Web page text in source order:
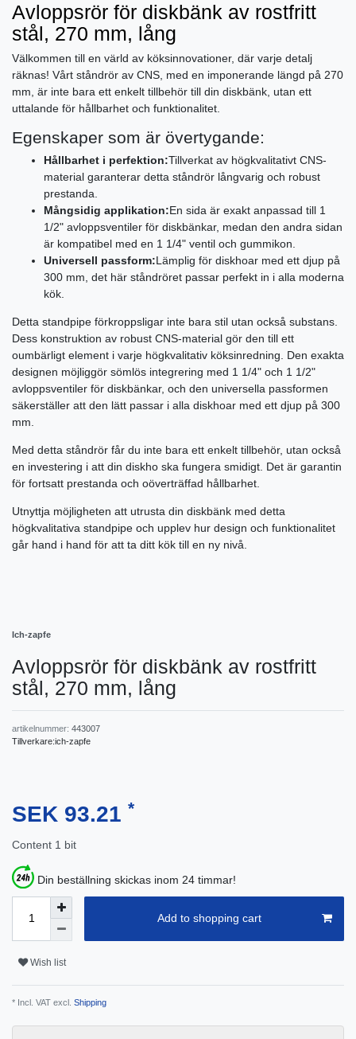
Avloppsrör för diskbänk av rostfritt
stål, 270 mm, lång
Välkommen till en värld av köksinnovationer, där varje detalj
räknas! Vårt ståndrör av CNS, med en imponerande längd på 270
mm, är inte bara ett enkelt tillbehör till din diskbänk, utan ett
uttalande för hållbarhet och funktionalitet.
Egenskaper som är övertygande:
Hållbarhet i perfektion:Tillverkat av högkvalitativt CNS-
material garanterar detta ståndrör långvarig och robust
prestanda.
Mångsidig applikation:En sida är exakt anpassad till 1
1/2" avloppsventiler för diskbänkar, medan den andra sidan
är kompatibel med en 1 1/4" ventil och gummikon.
Universell passform:Lämplig för diskhoar med ett djup på
300 mm, det här ståndröret passar perfekt in i alla moderna
kök.
Detta standpipe förkroppsligar inte bara stil utan också substans.
Dess konstruktion av robust CNS-material gör den till ett
oumbärligt element i varje högkvalitativ köksinredning. Den exakta
designen möjliggör sömlös integrering med 1 1/4" och 1 1/2"
avloppsventiler för diskbänkar, och den universella passformen
säkerställer att den lätt passar i alla diskhoar med ett djup på 300
mm.
Med detta ståndrör får du inte bara ett enkelt tillbehör, utan också
en investering i att din diskho ska fungera smidigt. Det är garantin
för fortsatt prestanda och oöverträffad hållbarhet.
Utnyttja möjligheten att utrusta din diskbänk med detta
högkvalitativa standpipe och upplev hur design och funktionalitet
går hand i hand för att ta ditt kök till en ny nivå.
Ich-zapfe
Avloppsrör för diskbänk av rostfritt
stål, 270 mm, lång
artikelnummer: 443007
Tillverkare:ich-zapfe
SEK 93.21 *
Content 1 bit
Din beställning skickas inom 24 timmar!
Add to shopping cart
Wish list
* Incl. VAT excl. Shipping